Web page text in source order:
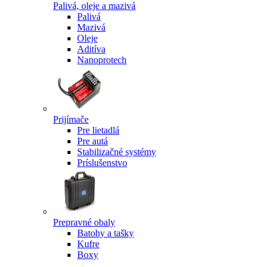
Palivá, oleje a mazivá
Palivá
Mazivá
Oleje
Aditíva
Nanoprotech
Prijímače
Pre lietadlá
Pre autá
Stabilizačné systémy
Príslušenstvo
Prepravné obaly
Batohy a tašky
Kufre
Boxy